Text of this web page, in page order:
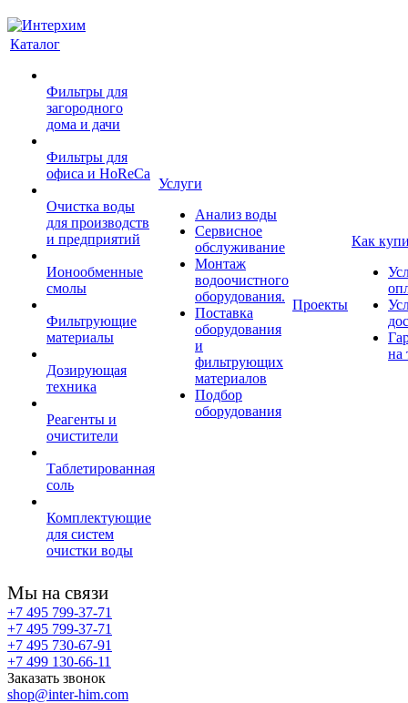
Каталог
Фильтры для
загородного
дома и дачи
Фильтры для
офиса и HoReCa
Очистка воды
для производств
и предприятий
Ионообменные
смолы
Фильтрующие
материалы
Дозирующая
техника
Реагенты и
очистители
Таблетированная
соль
Комплектующие
для систем
очистки воды
Услуги
Анализ воды
Сервисное
обслуживание
Монтаж
водоочистного
оборудования.
Поставка
оборудования
и
фильтрующих
материалов
Подбор
оборудования
Проекты
Как
на
Мы на связи
+7 495 799-37-71
+7 495 799-37-71
+7 495 730-67-91
+7 499 130-66-11
Заказать звонок
shop@inter-him.com